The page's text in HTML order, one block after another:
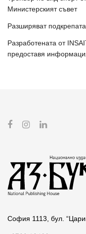
Министерският съвет
Разширяват
Разработената от
предоставя
София 1113, бул.